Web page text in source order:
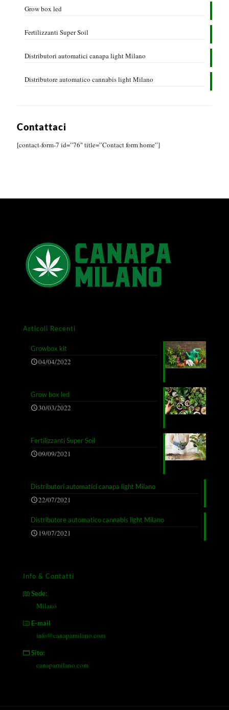
Grow box led
Fertilizzanti Super Soil
Distributori automatici canapa light Milano
Distributore automatico cannabis light Milano
Contattaci
[contact-form-7 id=”76″ title=”Contact form home”]
Articoli Recenti
Growbox kit
04/04/2022
Grow box led
30/03/2022
Fertilizzanti Super Soil
09/09/2021
Distributori automatici canapa light Milano
22/07/2021
Distributore automatico cannabis light Milano
19/07/2021
Info & Contatti
Sede:
Milano
E-mail
info@canapamilano.com
Sito:
canapamilano.com